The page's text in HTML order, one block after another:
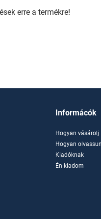
erre a termékre!
Informácók
Hogyan vásárolj
Hogyan
Kiadóknak
Én kiadom